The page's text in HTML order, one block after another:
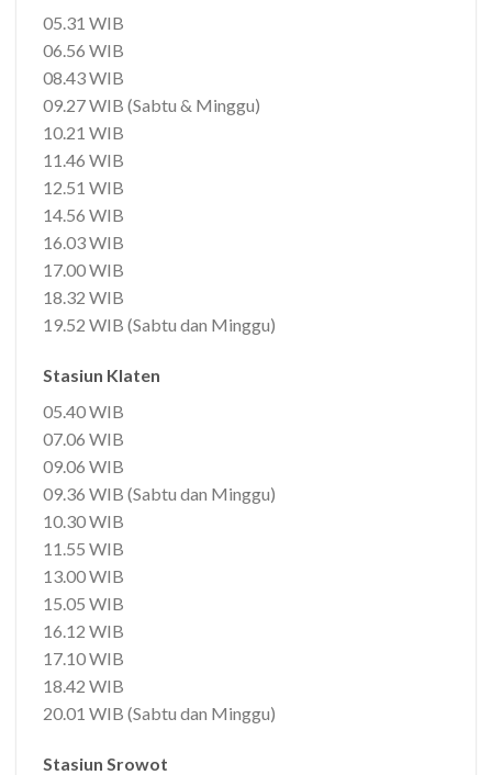
05.31 WIB
06.56 WIB
08.43 WIB
09.27 WIB (Sabtu & Minggu)
10.21 WIB
11.46 WIB
12.51 WIB
14.56 WIB
16.03 WIB
17.00 WIB
18.32 WIB
19.52 WIB (Sabtu dan Minggu)
Stasiun Klaten
05.40 WIB
07.06 WIB
09.06 WIB
09.36 WIB (Sabtu dan Minggu)
10.30 WIB
11.55 WIB
13.00 WIB
15.05 WIB
16.12 WIB
17.10 WIB
18.42 WIB
20.01 WIB (Sabtu dan Minggu)
Stasiun Srowot